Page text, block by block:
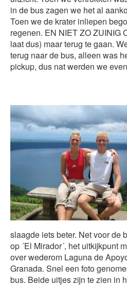
in de bus zagen we het al
Toen we de krater inliepen
regenen. EN NIET ZO ZUINIG
laat dus) maar terug te gaan.
terug naar de bus, alleen was
pickup, dus nat werden we
slaagde iets beter. Net voor de
op ´El Mirador´, het uitkijkpunt
over wederom Laguna de
Granada. Snel een foto
bus. Beide uitjes zijn te zien in